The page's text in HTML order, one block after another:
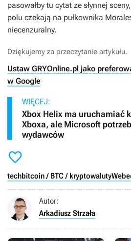
pasowałby tu cytat ze słynnej
polu czekają na pułkownika
niecenzuralny.
Dziękujemy za przeczytanie artykułu.
Ustaw GRYOnline.pl jako
w Google
WIĘCEJ:
Xbox Helix ma uruchamiać
Xboxa, ale Microsoft
wydawców

techbitcoin / BTC / kryptowaluty
Autor:
Arkadiusz Strzała